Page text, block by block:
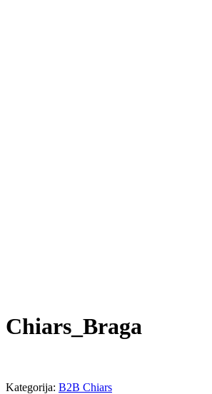
Chiars_Braga
Kategorija: B2B Chiars